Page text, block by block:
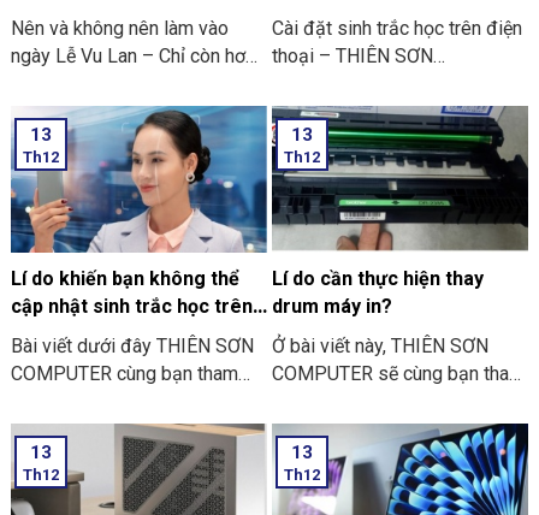
Nên và không nên làm vào
ngày Lễ Vu Lan – Chỉ còn hơn
ngày Vu Lan báo hiếu rồi.
THIÊN SƠN COMPUTER chia
sẻ với bạn về những việc nên
và không nên làm ngày Lễ Vu
Lan nhé.
Cài đặt sinh trắc học trên điện
thoại – THIÊN SƠN
khảo “các bước thực hiện cài
đặt sinh trắc học trên điện
thoại” nhé
13
Th12
Lí do khiến bạn không thể
cập nhật sinh trắc học trên
ứng dụng ngân hàng
Bài viết dưới đây THIÊN SƠN
COMPUTER cùng bạn tham
không thể cập nhật sinh trắc
học trên ứng dụng ngân hàng
thường gặp nhé:
13
Th12
Lí do cần thực hiện thay
drum máy in?
Ở bài viết này, THIÊN SƠN
COMPUTER sẽ cùng bạn tham
drum máy in là như thế nào
nhé?
13
Th12
13
Th12